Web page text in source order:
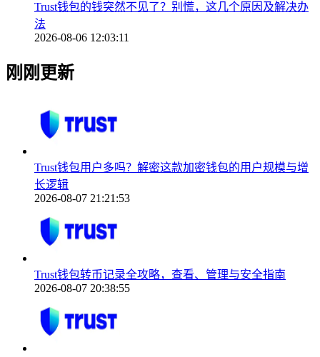
Trust钱包的钱突然不见了？别慌，这几个原因及解决办
法
2026-08-06 12:03:11
刚刚更新
Trust钱包用户多吗？解密这款加密钱包的用户规模与增
长逻辑
2026-08-07 21:21:53
Trust钱包转币记录全攻略，查看、管理与安全指南
2026-08-07 20:38:55